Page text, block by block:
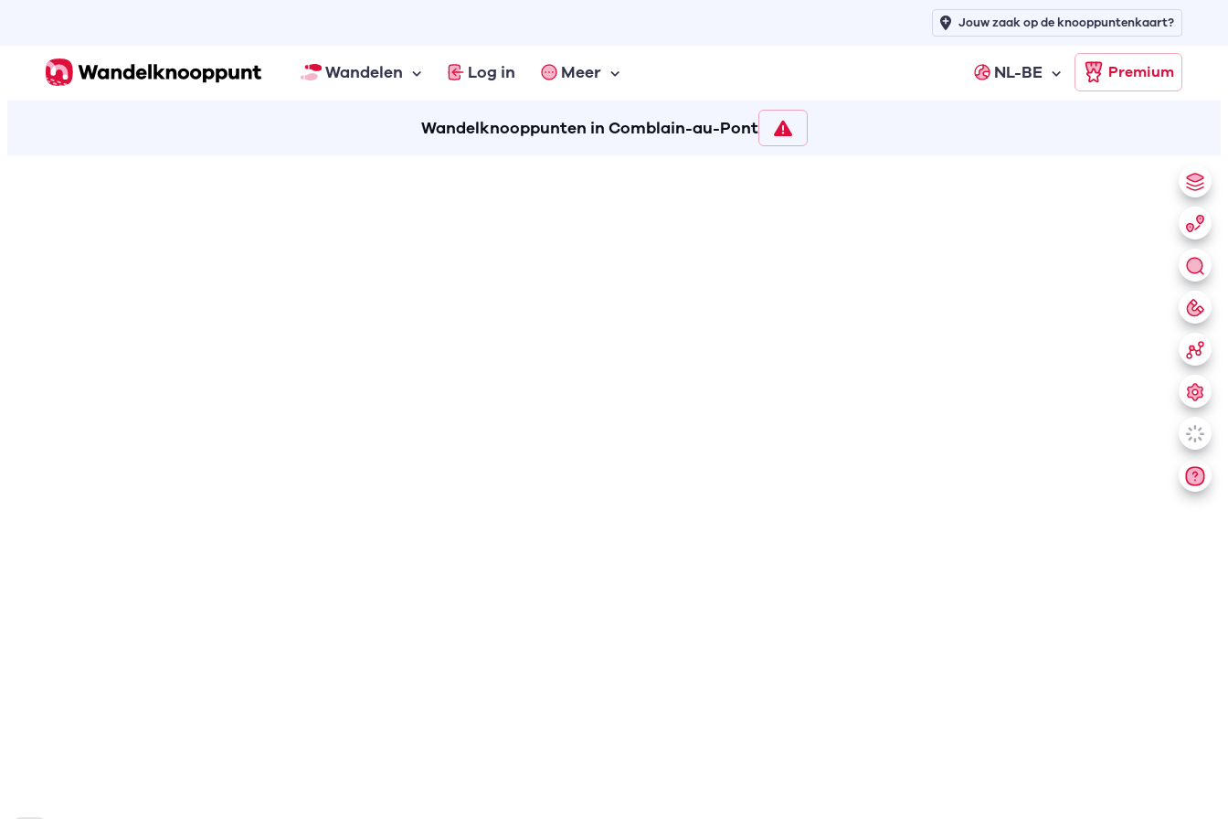
Wandelen Log in Meer NL-BE Premium
Jouw zaak op de knooppuntenkaart?
Wandelknooppunten in Comblain-au-Pont